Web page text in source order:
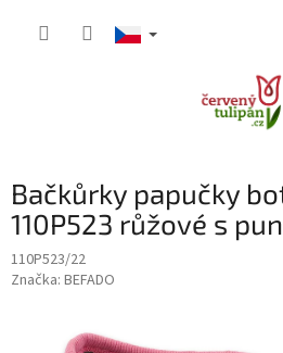
Bačkůrky papučky
110P523 růžové s
110P523/22
Značka: BEFADO